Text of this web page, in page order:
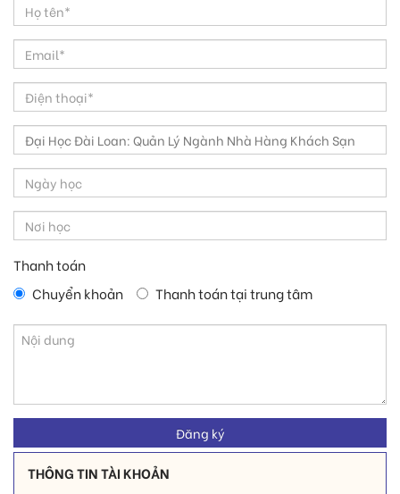
Thanh toán
Chuyển khoản
Thanh toán tại trung tâm
THÔNG TIN TÀI KHOẢN